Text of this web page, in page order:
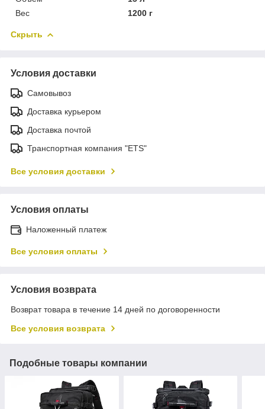
Вес
1200 г
Скрыть
Условия доставки
Самовывоз
Доставка курьером
Доставка почтой
Транспортная компания "ETS"
Все условия доставки
Условия оплаты
Наложенный платеж
Все условия оплаты
Условия возврата
Возврат товара в течение 14 дней по договоренности
Все условия возврата
Подобные товары компании